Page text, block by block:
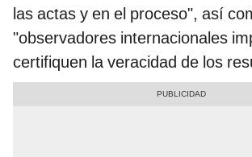
las actas y en el proceso", así
"observadores internacionales
certifiquen la veracidad de los